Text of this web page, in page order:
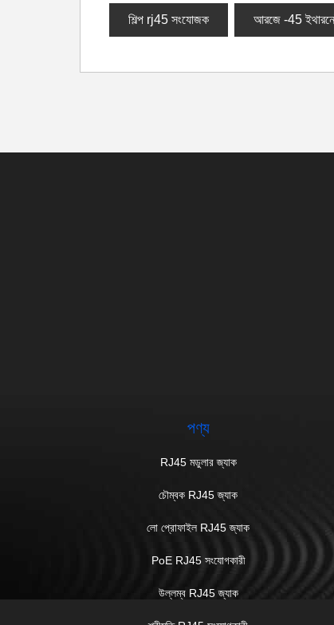
শিল্প rj45 সংযোজক আরজে -45
পণ্য
RJ45 মডুলার জ্যাক
চৌম্বক RJ45 জ্যাক
লো প্রোফাইল RJ45 জ্যাক
PoE RJ45 সংযোগকারী
উল্লম্ব RJ45 জ্যাক